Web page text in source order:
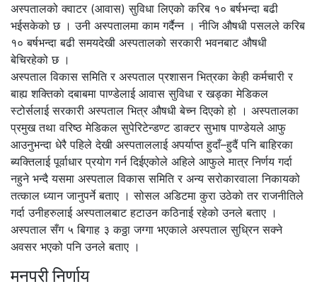
अस्पतालको क्वाटर (आवास) सुविधा लिएको करिब १० बर्षभन्दा बढी
भईसकेको छ । उनी अस्पतालमा काम गर्दैन्न । नीजि औषधी पसलले करिब
१० बर्षभन्दा बढी समयदेखी अस्पतालको सरकारी भवनबाट औषधी
बेचिरहेको छ ।
अस्पताल विकास समिति र अस्पताल प्रशासन भित्रका केही कर्मचारी र
बाह्य शक्तिको दबाबमा पाण्डेलाई आवास सुविधा र खड्का मेडिकल
स्टोर्सलाई सरकारी अस्पताल भित्र औषधी बेच्न दिएको हो । अस्पतालका
प्रमुख तथा वरिष्ठ मेडिकल सुपेरिटेन्डण्ट डाक्टर सुभाष पाण्डेयले आफु
आउनुभन्दा धेरै पहिले देखी अस्पताललाई अपर्याप्त हुदाँ–हुदैं पनि बाहिरका
ब्यक्तिलाई पूर्वाधार प्रयोग गर्न दिईएकोले अहिले आफुले मात्र निर्णय गर्दा
नहुने भन्दै यसमा अस्पताल विकास समिति र अन्य सरोकारवाला निकायको
तत्काल ध्यान जानुपर्ने बताए । सोसल अडिटमा कुरा उठेको तर राजनीतिले
गर्दा उनीहरुलाई अस्पतालबाट हटाउन कठिनाई रहेको उनले बताए ।
अस्पताल सँग ५ बिगाह ३ कठ्ठा जग्गा भएकाले अस्पताल सुध्रिन सक्ने
अवसर भएको पनि उनले बताए ।
मनपरी निर्णाय